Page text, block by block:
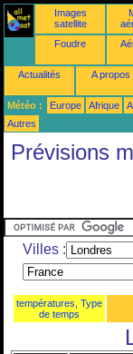
Images
satellite
Foudre
Actualités A propos
Météo : Europe Afrique
Autres
Prévisions
Villes :
températures, Type
de temps